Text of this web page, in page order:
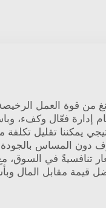
من قوة العمل
إدارة فعّال وكفء،
يمكننا تقليل
دون المساس
تنافسيةً في السوق،
قيمة مقابل المال